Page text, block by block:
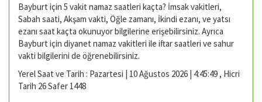
Bayburt için 5 vakit namaz saatleri kaçta? İmsak vakitleri,
Sabah saati, Akşam vakti, Öğle zamanı, İkindi ezanı, ve yatsı
ezanı saat kaçta okunuyor bilgilerine erişebilirsiniz. Ayrıca
Bayburt için diyanet namaz vakitleri ile iftar saatleri ve sahur
vakti bilgilerini de öğrenebilirsiniz.
Yerel Saat ve Tarih : Pazartesi | 10 Ağustos 2026 | 4:45:50 , Hicri
Tarih 26 Safer 1448